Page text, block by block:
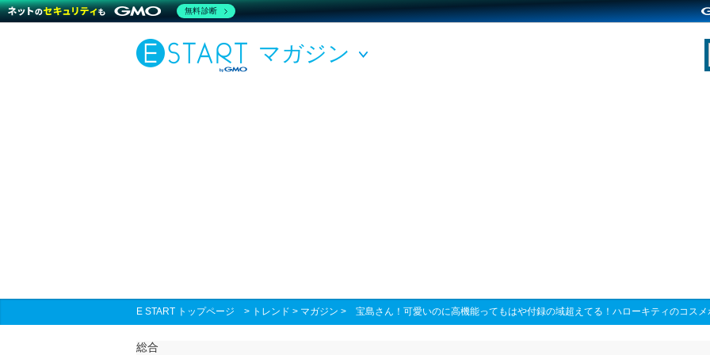
マガジン
E START トップページ > トレンド > マガジン > 宝島さん！可愛いのに高機能ってもはや付録の域超えてる！ハローキティのコスメ
総合
無料診断